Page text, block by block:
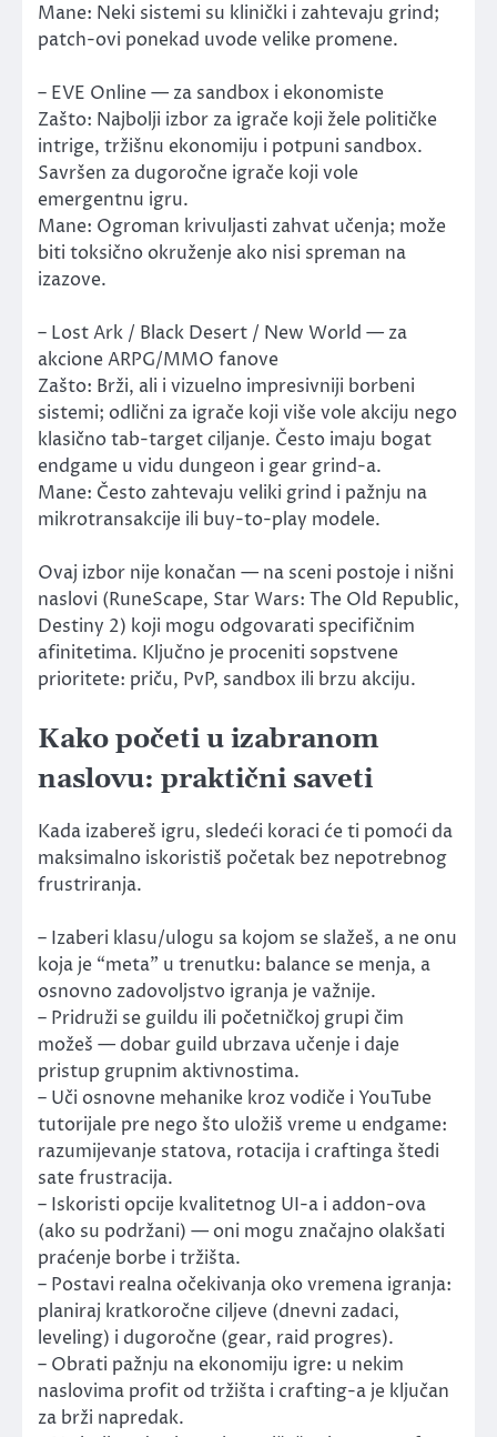
Mane: Neki sistemi su klinički i zahtevaju grind;
patch-ovi ponekad uvode velike promene.
– EVE Online — za sandbox i ekonomiste
Zašto: Najbolji izbor za igrače koji žele političke
intrige, tržišnu ekonomiju i potpuni sandbox.
Savršen za dugoročne igrače koji vole
emergentnu igru.
Mane: Ogroman krivuljasti zahvat učenja; može
biti toksično okruženje ako nisi spreman na
izazove.
– Lost Ark / Black Desert / New World — za
akcione ARPG/MMO fanove
Zašto: Brži, ali i vizuelno impresivniji borbeni
sistemi; odlični za igrače koji više vole akciju nego
klasično tab-target ciljanje. Često imaju bogat
endgame u vidu dungeon i gear grind-a.
Mane: Često zahtevaju veliki grind i pažnju na
mikrotransakcije ili buy-to-play modele.
Ovaj izbor nije konačan — na sceni postoje i nišni
naslovi (RuneScape, Star Wars: The Old Republic,
Destiny 2) koji mogu odgovarati specifičnim
afinitetima. Ključno je proceniti sopstvene
prioritete: priču, PvP, sandbox ili brzu akciju.
Kako početi u izabranom
naslovu: praktični saveti
Kada izabereš igru, sledeći koraci će ti pomoći da
maksimalno iskoristiš početak bez nepotrebnog
frustriranja.
– Izaberi klasu/ulogu sa kojom se slažeš, a ne onu
koja je “meta” u trenutku: balance se menja, a
osnovno zadovoljstvo igranja je važnije.
– Pridruži se guildu ili početničkoj grupi čim
možeš — dobar guild ubrzava učenje i daje
pristup grupnim aktivnostima.
– Uči osnovne mehanike kroz vodiče i YouTube
tutorijale pre nego što uložiš vreme u endgame:
razumijevanje statova, rotacija i craftinga štedi
sate frustracija.
– Iskoristi opcije kvalitetnog UI-a i addon-ova
(ako su podržani) — oni mogu značajno olakšati
praćenje borbe i tržišta.
– Postavi realna očekivanja oko vremena igranja:
planiraj kratkoročne ciljeve (dnevni zadaci,
leveling) i dugoročne (gear, raid progres).
– Obrati pažnju na ekonomiju igre: u nekim
naslovima profit od tržišta i crafting-a je ključan
za brži napredak.